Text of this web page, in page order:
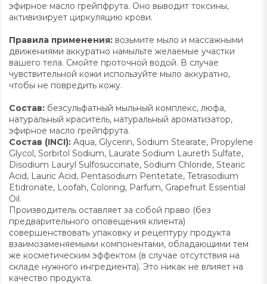
эфирное масло грейпфрута. Оно выводит токсины,
активизирует циркуляцию крови.
Правила применения: возьмите мыло и массажными
движениями аккуратно намыльте желаемые участки
вашего тела. Смойте проточной водой. В случае
чувствительной кожи используйте мыло аккуратно,
чтобы не повредить кожу.
Состав: безсульфатный мыльный комплекс, люфа,
натуральный краситель, натуральный ароматизатор,
эфирное масло грейпфрута.
Состав (INCI): Aqua, Glycerin, Sodium Stearate, Propylene
Glycol, Sorbitol Sodium, Laurate Sodium Laureth Sulfate,
Disodium Lauryl Sulfosuccinate, Sodium Chloride, Stearic
Acid, Lauric Acid, Pentasodium Pentetate, Tetrasodium
Etidronate, Loofah, Coloring, Parfum, Grapefruit Essential
Oil.
Производитель оставляет за собой право (без
предварительного оповещения клиента)
совершенствовать упаковку и рецептуру продукта
взаимозаменяемыми компонентами, обладающими тем
же косметическим эффектом (в случае отсутствия на
складе нужного ингредиента). Это никак не влияет на
качество продукта.